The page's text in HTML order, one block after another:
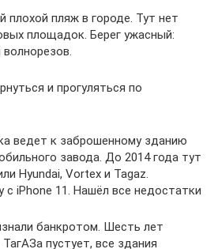
плохой пляж в городе. Тут нет
площадок. Берег ужасный:
и прогуляться по
ведет к заброшенному зданию
завода. До 2014 года тут
Hyundai, Vortex и Tagaz.
с iPhone 11. Нашёл все недостатки
банкротом. Шесть лет
пустует, все здания